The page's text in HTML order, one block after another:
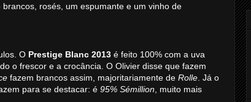
rosés, um espumante e um vinho de
O Prestige Blanc 2013 é feito 100% com a uva
o frescor e a crocância. O Olivier disse que fazem
fazem brancos assim, majoritariamente de Rolle . Já o
para se destacar: é 95% Sémillion , muito mais